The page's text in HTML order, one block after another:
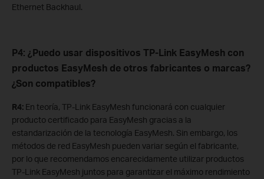
Ethernet Backhaul.
P4: ¿Puedo usar dispositivos TP-Link EasyMesh con
productos EasyMesh de otros fabricantes o marcas?
¿Son compatibles?
R4: En teoría, TP-Link EasyMesh funcionará con cualquier
producto certificado para EasyMesh gracias a la
estandarización de la tecnología EasyMesh. Sin embargo, los
métodos de red EasyMesh pueden variar según el fabricante,
por lo que recomendamos encarecidamente utilizar productos
TP-Link EasyMesh juntos para garantizar el máximo rendimiento